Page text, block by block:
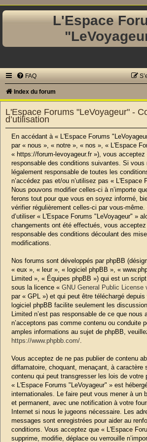
L'Espace
FAQ
Index du forum
L'Espace Forums "LeVoyageur" -
d’utilisation
En accédant à « L'Espace Forums
par « nous », « notre », « nos », « L'Espace
« https://forum-levoyageur.fr »), vous acceptez
responsable des conditions suivantes. Si vous
légalement responsable de toutes les
n’accédez pas et/ou n’utilisez pas « L'Espace
Nous pouvons modifier celles-ci à n’importe
ferons tout pour que vous en soyez informé,
vérifier régulièrement celles-ci par vous-
d’utiliser « L'Espace Forums "LeVoyageur" »
changements ont été effectués, vous acceptez
responsable des conditions découlant des
modifications.
Nos forums sont développés par phpBB
« eux », « leur », « logiciel phpBB », «
Limited », « Équipes phpBB ») qui est un
sous la licence « GNU General Public License
par « GPL ») et qui peut être téléchargé depuis
logiciel phpBB facilite seulement les
Limited n’est pas responsable de ce que nous
n’acceptons pas comme contenu ou conduite
amples informations au sujet de phpBB,
https://www.phpbb.com/.
Vous acceptez de ne pas publier de contenu
diffamatoire, choquant, menaçant, à caractère
contenu qui peut transgresser les lois de votre
« L'Espace Forums "LeVoyageur" » est
internationales. Le faire peut vous mener à un
et permanent, avec une notification à votre
Internet si nous le jugeons nécessaire. Les
messages sont enregistrées pour aider au
conditions. Vous acceptez que « L'Espace
supprime, modifie, déplace ou verrouille